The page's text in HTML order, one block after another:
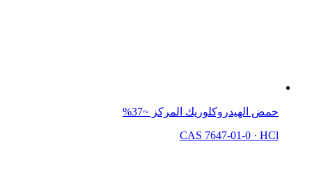
حمض الهيدروكلوريك المركز ~37%
CAS 7647-01-0 · HCl